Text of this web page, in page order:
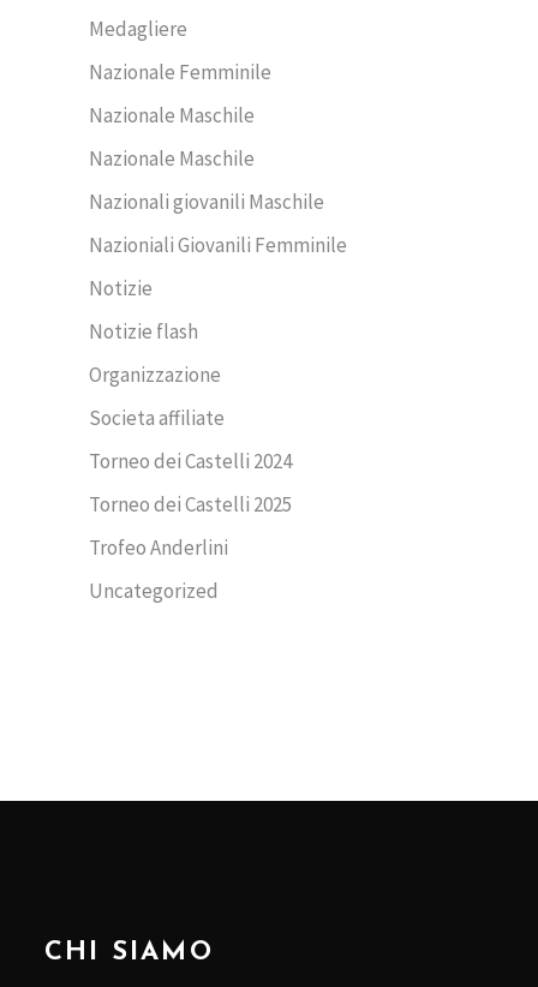
Medagliere
Nazionale Femminile
Nazionale Maschile
Nazionale Maschile
Nazionali giovanili Maschile
Nazioniali Giovanili Femminile
Notizie
Notizie flash
Organizzazione
Societa affiliate
Torneo dei Castelli 2024
Torneo dei Castelli 2025
Trofeo Anderlini
Uncategorized
CHI SIAMO